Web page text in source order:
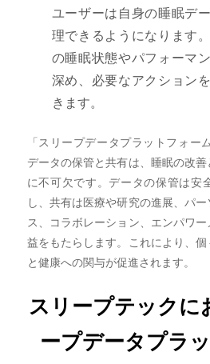
ユーザーは自身の睡眠デ
理できるようになります
の睡眠状態やパフォーマ
深め、必要なアクション
きます。
「スリープデータプラットフォー
データの保管と共有は、睡眠の改
に不可欠です。データの保管は安
し、共有は医療や研究の進展、パ
ス、コラボレーション、エンパワ
益をもたらします。これにより、
と健康への関与が促進されます。
スリープテックに
ープデータプラ